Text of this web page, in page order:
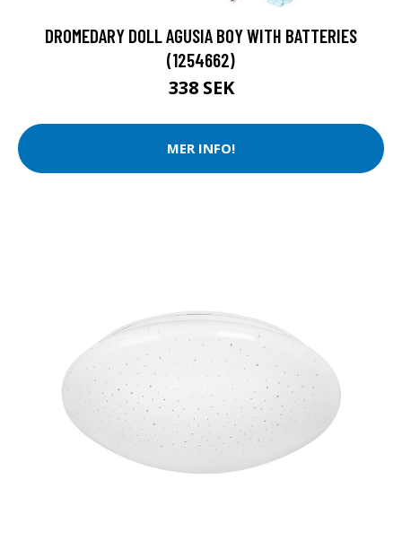
DROMEDARY DOLL AGUSIA BOY WITH BATTERIES
(1254662)
338 SEK
MER INFO!